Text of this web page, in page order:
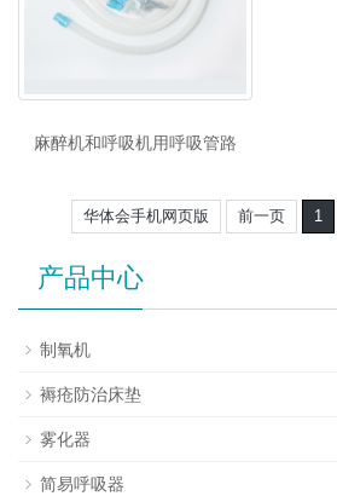
麻醉机和呼吸机用呼吸管路
华体会手机网页版 前一页 1
产品中心
制氧机
褥疮防治床垫
雾化器
简易呼吸器